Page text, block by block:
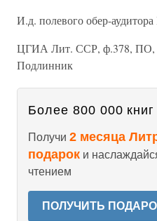
И.д. полевого обер-
ЦГИА Лит. ССР, ф.378, ПО,
Подлинник
Более 800 000
Получи 2 месяца
подарок и
чтением
ПОЛУЧИТЬ